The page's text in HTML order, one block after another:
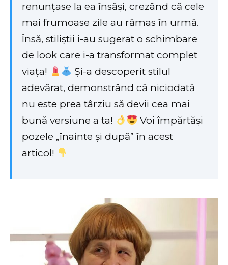
renunțase la ea însăși, crezând că cele
mai frumoase zile au rămas în urmă.
Însă, stiliștii i-au sugerat o schimbare
de look care i-a transformat complet
viața!
Și-a descoperit stilul
adevărat, demonstrând că niciodată
nu este prea târziu să devii cea mai
bună versiune a ta!
Voi împărtăși
pozele „înainte și după” în acest
articol!